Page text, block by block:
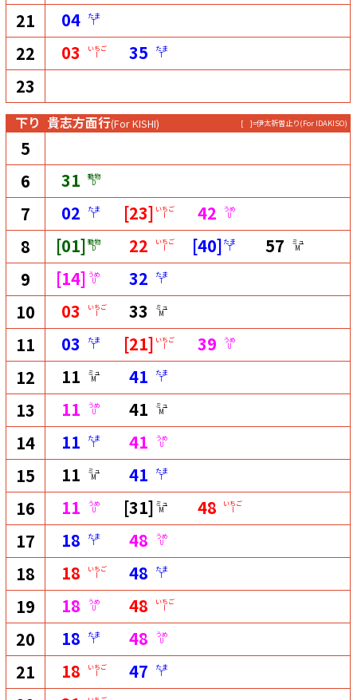
21 04 たま
T
22 03 いちご
I 35 たま
T
23
下り 貴志方面行(For KISHI) [ ]=伊太祈曽止り(For IDAKISO)
5
6
31 動物
D
7 02 たま
T [23] いちご
I 42 うめ
U
8 [01] 動物
D 22 いちご
I [40] たま
T 57 ミュ
M
9 [14] うめ
U 32 たま
T
10 03 いちご
I 33 ミュ
M
11 03 たま
T [21] いちご
I 39 うめ
U
12 11 ミュ
M 41 たま
T
13 11 うめ
U 41 ミュ
M
14 11 たま
T 41 うめ
U
15 11 ミュ
M 41 たま
T
16 11 うめ
U [31] ミュ
M 48 いちご
I
17 18 たま
T 48 うめ
U
18 18 いちご
I 48 たま
T
19 18 うめ
U 48 いちご
I
20 18 たま
T 48 うめ
U
21 18 いちご
I 47 たま
T